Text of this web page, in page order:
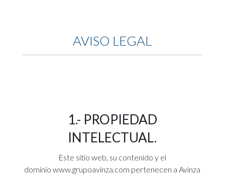
AVISO LEGAL
1.- PROPIEDAD
INTELECTUAL.
Este sitio web, su contenido y el
dominiowww.grupoavinza.com pertenecen a Avinza